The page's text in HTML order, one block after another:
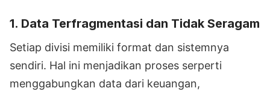
1. Data Terfragmentasi dan Tidak Seragam
Setiap divisi memiliki format dan sistemnya
sendiri. Hal ini menjadikan proses serperti
menggabungkan data dari keuangan,